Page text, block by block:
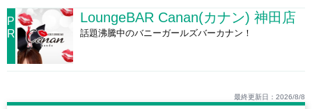
P
R
LoungeBAR Canan(カナン) 神田店
話題沸騰中のバニーガールズバーカナン！
最終更新日：2026/8/8